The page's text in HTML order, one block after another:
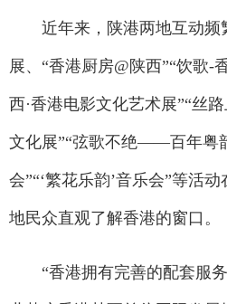
近年来，陕港两地互动频
展、“香港厨房@陕西”“饮歌-
西·香港电影文化艺术展”“丝
文化展”“弦歌不绝——百年粤
会”“‘繁花乐韵’音乐会”等活
地民众直观了解香港的窗口。
“香港拥有完善的配套服务